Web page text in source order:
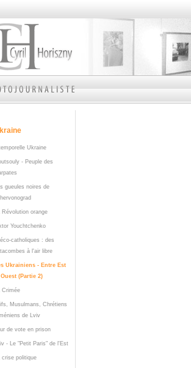
Ukraine
- Peuple des
gueules noires de
Révolution orange
Youchtchenko
catholiques : des
à l'air libre
Ukrainiens - Entre Est
(Partie 2)
Crimée
Musulmans, Chrétiens
de Lviv
de vote en prison
- Le "Petit Paris" de l'Est
crise politique